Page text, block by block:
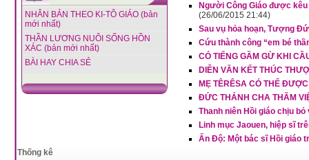
NHÂN BẢN THEO KI-TÔ GIÁO (bản
mới nhất)
THẦN LƯƠNG NUÔI SỐNG HỒN
XÁC (bản mới nhất)
BÀI HAY CHIA SẺ
Người Công Giáo được
(26/06/2015 21:44)
Sau vụ hỏa hoạn, Tượng
Cứu thành công “em bé
CÓ TIẾNG GẦM GỪ KHI
DIỄN VĂN KẾT THÚC
MẸ TÊRÊSA CÓ THỂ
ĐỨC THÁNH CHA THĂM
Thanh niên Hồi giáo chịu
Linh mục Jaouen, hiệp sĩ
Ấn Độ: Một bác sĩ Hồi giáo
Thống kê